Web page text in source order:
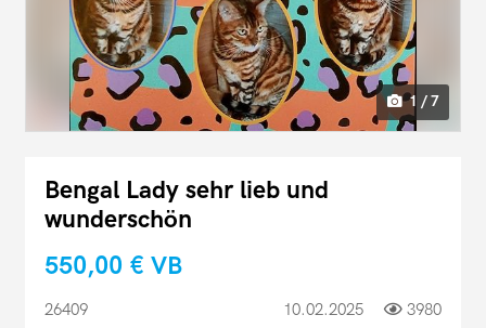
1 / 7
Bengal Lady sehr lieb und
wunderschön
550,00 € VB
26409 10.02.2025 3980